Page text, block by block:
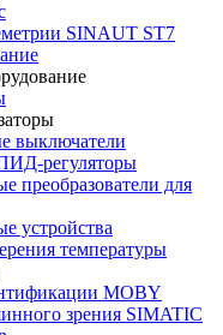
SINAUT ST7
выключатели
регуляторы
преобразователи для
устройства
температуры
MOBY
зрения SIMATIC